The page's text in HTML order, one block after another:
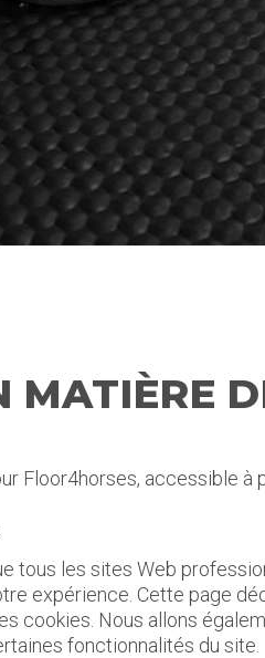
MATIÈRE
Floor4horses, accessible
tous les sites Web
expérience. Cette page
cookies. Nous allons
fonctionnalités du site.